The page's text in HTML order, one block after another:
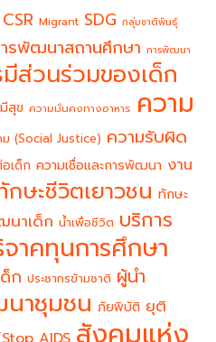
CSR Migrant SDG กลุ่มชาติพันธุ์
รพัฒนาสถานศึกษา การพัฒนา
มีส่วนร่วมของเด็ก
สุข ความมั่นคงทางอาหาร ความ
(Social Justice) ความรับผิด
เด็ก ความเชื่อและการพัฒนา งาน
กษะชีวิตเยาวชน ทักษะ
นาเด็ก น้ำเพื่อชีวิต บริการ
าคทุนการศึกษา
ก ประชากรข้ามชาติ ผู้นำ
าชุมชน ภัยพิบัติ ยุติ
สังคมแห่ง